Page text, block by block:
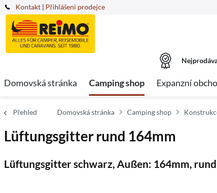
Kontakt | Přihlášení prodejce
Domovská stránka Camping shop Expanzní
Přehled Domovská stránka Camping shop
Lüftungsgitter rund 164mm
Lüftungsgitter schwarz, Außen: 164mm, rund